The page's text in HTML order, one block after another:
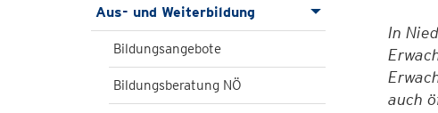
Aus- und Weiterbildung
Bildungsangebote
Bildungsberatung NÖ
In
auch